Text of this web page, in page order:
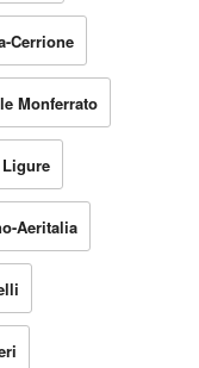
Cerrione
Monferrato
Aeritalia